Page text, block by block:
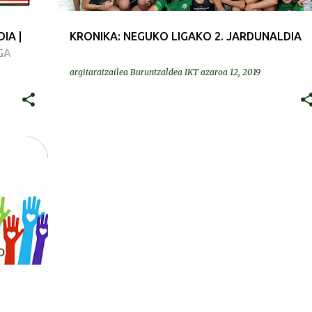
|
KRONIKA: NEGUKO LIGAKO 2. JARDUNALDIA
argitaratzailea Buruntzaldea IKT azaroa 12, 2019